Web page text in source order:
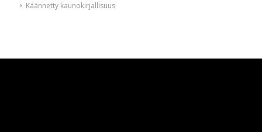
Käännetty kaunokirjallisuus